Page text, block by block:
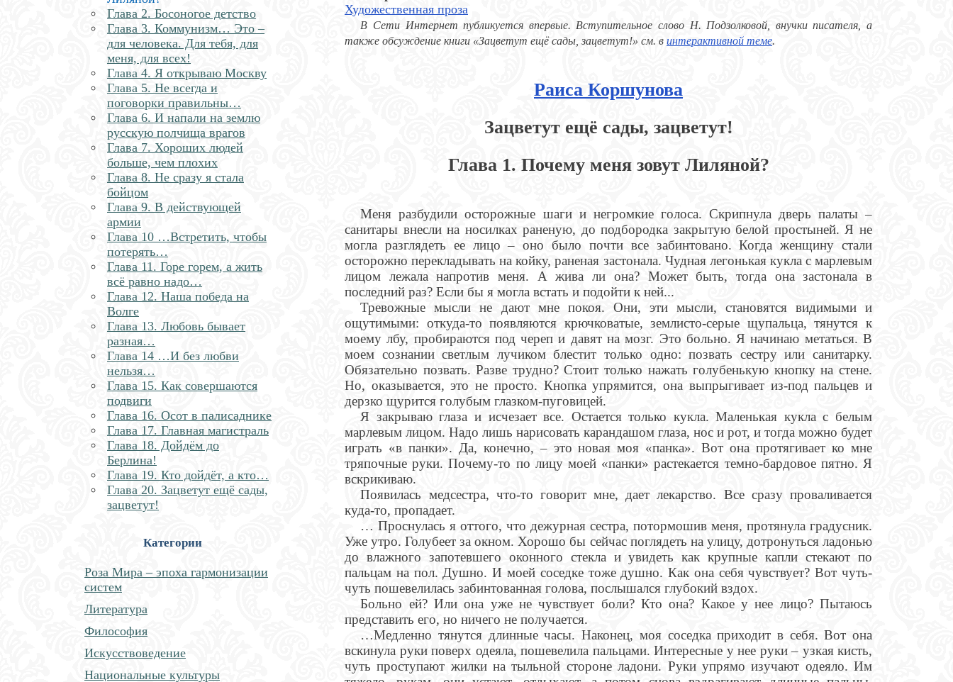
Глава 2. Босоногое детство
Глава 3. Коммунизм… Это –
для человека. Для тебя, для
меня, для всех!
Глава 4. Я открываю Москву
Глава 5. Не всегда и
поговорки правильны…
Глава 6. И напали на землю
русскую полчища врагов
Глава 7. Хороших людей
больше, чем плохих
Глава 8. Не сразу я стала
бойцом
Глава 9. В действующей
армии
Глава 10 …Встретить, чтобы
потерять…
Глава 11. Горе горем, а жить
всё равно надо…
Глава 12. Наша победа на
Волге
Глава 13. Любовь бывает
разная…
Глава 14 …И без любви
нельзя…
Глава 15. Как совершаются
подвиги
Глава 16. Осот в палисаднике
Глава 17. Главная магистраль
Глава 18. Дойдём до
Берлина!
Глава 19. Кто дойдёт, а кто…
Глава 20. Зацветут ещё сады,
зацветут!
Категории
Роза Мира – эпоха гармонизации
систем
Литература
Философия
Искусствоведение
Национальные культуры
Художественная проза
В Сети Интернет публикуется впервые. Вступительное слово Н. Подзолковой, внучки писателя, а
также обсуждение книги «Зацветут ещё сады, зацветут!» см. в интерактивной теме.
Раиса Коршунова
Зацветут ещё сады, зацветут!
Глава 1. Почему меня зовут Лиляной?
Меня разбудили осторожные шаги и негромкие голоса. Скрипнула дверь палаты –
санитары внесли на носилках раненую, до подбородка закрытую белой простыней. Я не
могла разглядеть ее лицо – оно было почти все забинтовано. Когда женщину стали
осторожно перекладывать на койку, раненая застонала. Чудная легонькая кукла с марлевым
лицом лежала напротив меня. А жива ли она? Может быть, тогда она застонала в
последний раз? Если бы я могла встать и подойти к ней...
Тревожные мысли не дают мне покоя. Они, эти мысли, становятся видимыми и
ощутимыми: откуда-то появляются крючковатые, землисто-серые щупальца, тянутся к
моему лбу, пробираются под череп и давят на мозг. Это больно. Я начинаю метаться. В
моем сознании светлым лучиком блестит только одно: позвать сестру или санитарку.
Обязательно позвать. Разве трудно? Стоит только нажать голубенькую кнопку на стене.
Но, оказывается, это не просто. Кнопка упрямится, она выпрыгивает из-под пальцев и
дерзко щурится голубым глазком-пуговицей.
Я закрываю глаза и исчезает все. Остается только кукла. Маленькая кукла с белым
марлевым лицом. Надо лишь нарисовать карандашом глаза, нос и рот, и тогда можно будет
играть «в панки». Да, конечно, – это новая моя «панка». Вот она протягивает ко мне
тряпочные руки. Почему-то по лицу моей «панки» растекается темно-бардовое пятно. Я
вскрикиваю.
Появилась медсестра, что-то говорит мне, дает лекарство. Все сразу проваливается
куда-то, пропадает.
… Проснулась я оттого, что дежурная сестра, потормошив меня, протянула градусник.
Уже утро. Голубеет за окном. Хорошо бы сейчас поглядеть на улицу, дотронуться ладонью
до влажного запотевшего оконного стекла и увидеть как крупные капли стекают по
пальцам на пол. Душно. И моей соседке тоже душно. Как она себя чувствует? Вот чуть-
чуть пошевелилась забинтованная голова, послышался глубокий вздох.
Больно ей? Или она уже не чувствует боли? Кто она? Какое у нее лицо? Пытаюсь
представить его, но ничего не получается.
…Медленно тянутся длинные часы. Наконец, моя соседка приходит в себя. Вот она
вскинула руки поверх одеяла, пошевелила пальцами. Интересные у нее руки – узкая кисть,
чуть проступают жилки на тыльной стороне ладони. Руки упрямо изучают одеяло. Им